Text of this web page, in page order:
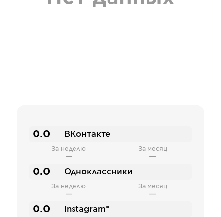
0.0 ВКонтакте
За неделю
—
За месяц
—
0.0 Одноклассники
За неделю
—
За месяц
—
0.0 Instagram*